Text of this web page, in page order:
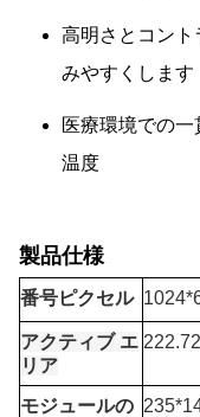
高明さとコント
みやすくします
医療環境での
温度
製品仕様
番号ピクセル
アクティブ エ
リア
モジュールの